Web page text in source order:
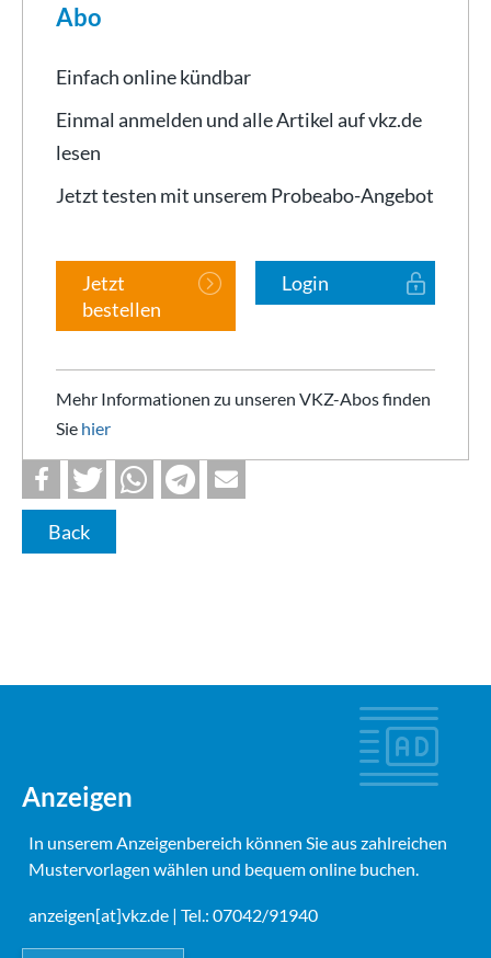
Abo
Einfach online kündbar
Einmal anmelden und alle Artikel auf vkz.de
lesen
Jetzt testen mit unserem Probeabo-Angebot
Jetzt
bestellen
Login
Mehr Informationen zu unseren VKZ-Abos finden
Sie hier
Back
Anzeigen
In unserem Anzeigenbereich können Sie aus zahlreichen
Mustervorlagen wählen und bequem online buchen.
anzeigen[at]vkz.de | Tel.: 07042/91940